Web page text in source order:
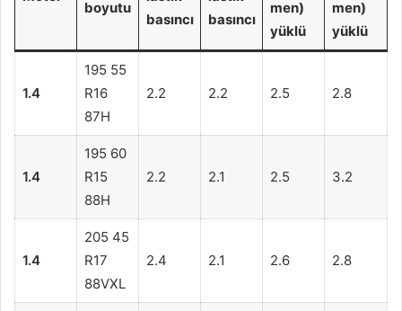
boyutu
basıncı
basıncı
men)
yüklü
men)
yüklü
1.4
195 55
R16
87H
2.2 2.2 2.5 2.8
1.4
195 60
R15
88H
2.2 2.1 2.5 3.2
1.4
205 45
R17
88VXL
2.4 2.1 2.6 2.8